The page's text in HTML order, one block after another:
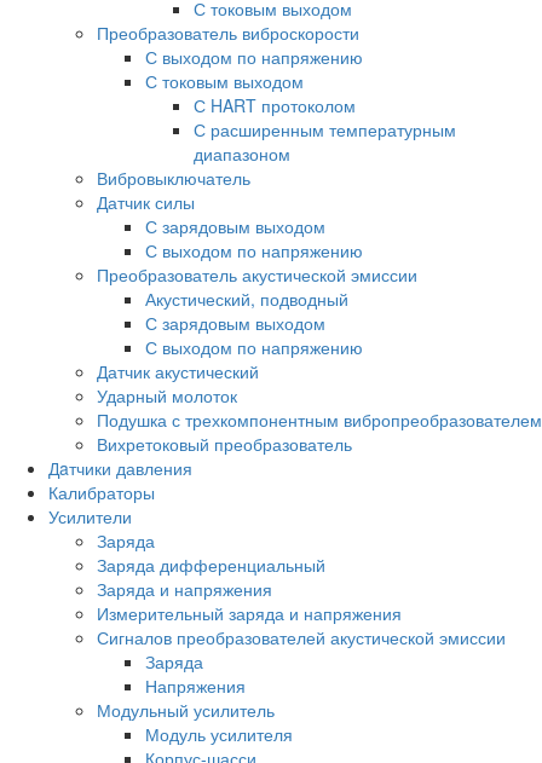
С токовым выходом
Преобразователь виброскорости
С выходом по напряжению
С токовым выходом
С HART протоколом
С расширенным температурным
диапазоном
Вибровыключатель
Датчик силы
С зарядовым выходом
С выходом по напряжению
Преобразователь акустической эмиссии
Акустический, подводный
С зарядовым выходом
С выходом по напряжению
Датчик акустический
Ударный молоток
Подушка с трехкомпонентным вибропреобразователем
Вихретоковый преобразователь
Дaтчики давления
Калибраторы
Усилители
Заряда
Заряда дифференциальный
Заряда и напряжения
Измерительный заряда и напряжения
Сигналов преобразователей акустической эмиссии
Заряда
Напряжения
Модульный усилитель
Модуль усилителя
Корпус-шасси